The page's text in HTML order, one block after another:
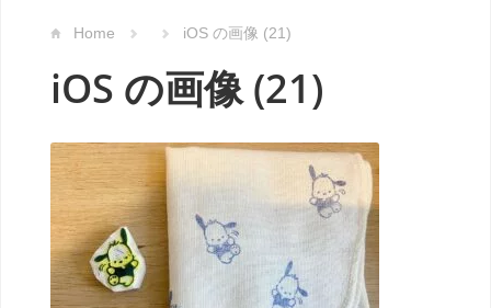
Home iOS の画像 (21)
iOS の画像 (21)